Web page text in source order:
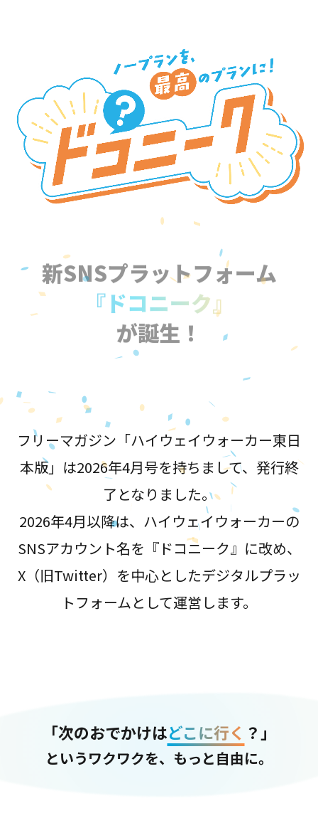
新SNSプラットフォーム
『ドコニーク』
が誕生！
フリーマガジン「ハイウェイウォーカー東日
本版」は2026年4月号を持ちまして、発行終
了となりました。
2026年4月以降は、ハイウェイウォーカーの
SNSアカウント名を『ドコニーク』に改め、
X（旧Twitter）を中心としたデジタルプラッ
トフォームとして運営します。
「次のおでかけはどこに行く ？」
というワクワクを、もっと自由に。